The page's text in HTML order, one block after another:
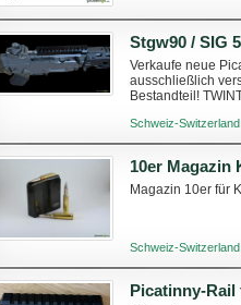
Stgw90 / SIG
Verkaufe neue
ausschließlich
Bestandteil!
Schweiz-
10er Magazin
Magazin 10er für
Schweiz-